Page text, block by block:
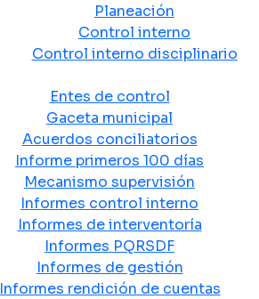
Planeación
Control interno
Control interno disciplinario
Entes de control
Gaceta municipal
Acuerdos conciliatorios
Informe primeros 100 días
Mecanismo supervisión
Informes control interno
Informes de interventoría
Informes PQRSDF
Informes de gestión
Informes rendición de cuentas